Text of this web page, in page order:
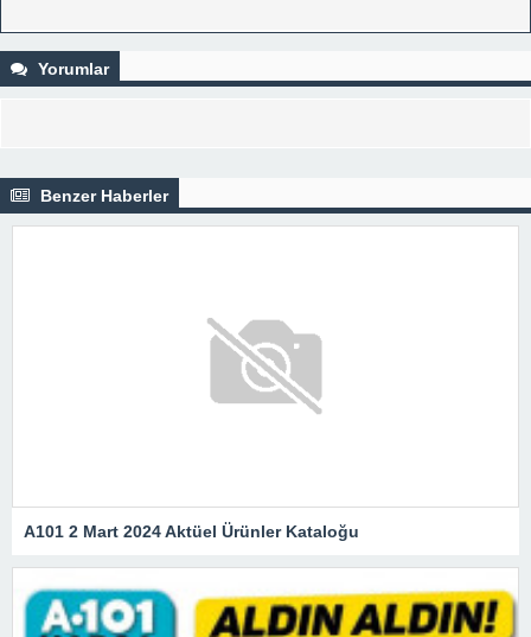
Yorumlar
Benzer Haberler
A101 2 Mart 2024 Aktüel Ürünler Kataloğu